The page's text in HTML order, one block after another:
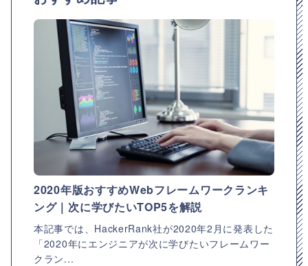
2020年版おすすめWebフレームワークランキ
ング｜次に学びたいTOP5を解説
本記事では、HackerRank社が2020年2月に発表した
「2020年にエンジニアが次に学びたいフレームワー
クラン...